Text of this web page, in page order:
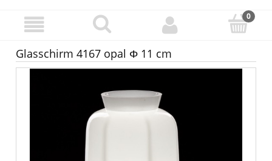
Glasschirm 4167 opal Φ 11 cm